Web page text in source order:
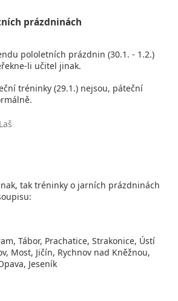
prázdninách
pololetních prázdnin (30.1. - 1.2.)
li učitel jinak.
tréninky (29.1.) nejsou, páteční
tak tréninky o jarních prázdninách
Tábor, Prachatice, Strakonice, Ústí
Most, Jičín, Rychnov nad Kněžnou,
Jeseník